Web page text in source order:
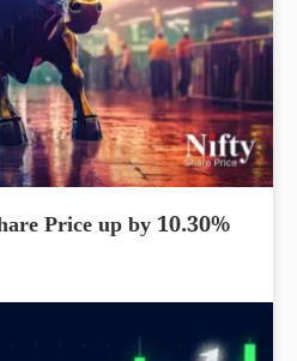
Price up by 10.30%